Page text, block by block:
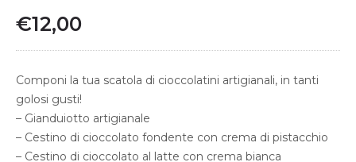
€12,00
Componi la tua scatola di cioccolatini artigianali, in tanti
golosi gusti!
– Gianduiotto artigianale
– Cestino di cioccolato fondente con crema di pistacchio
– Cestino di cioccolato al latte con crema bianca